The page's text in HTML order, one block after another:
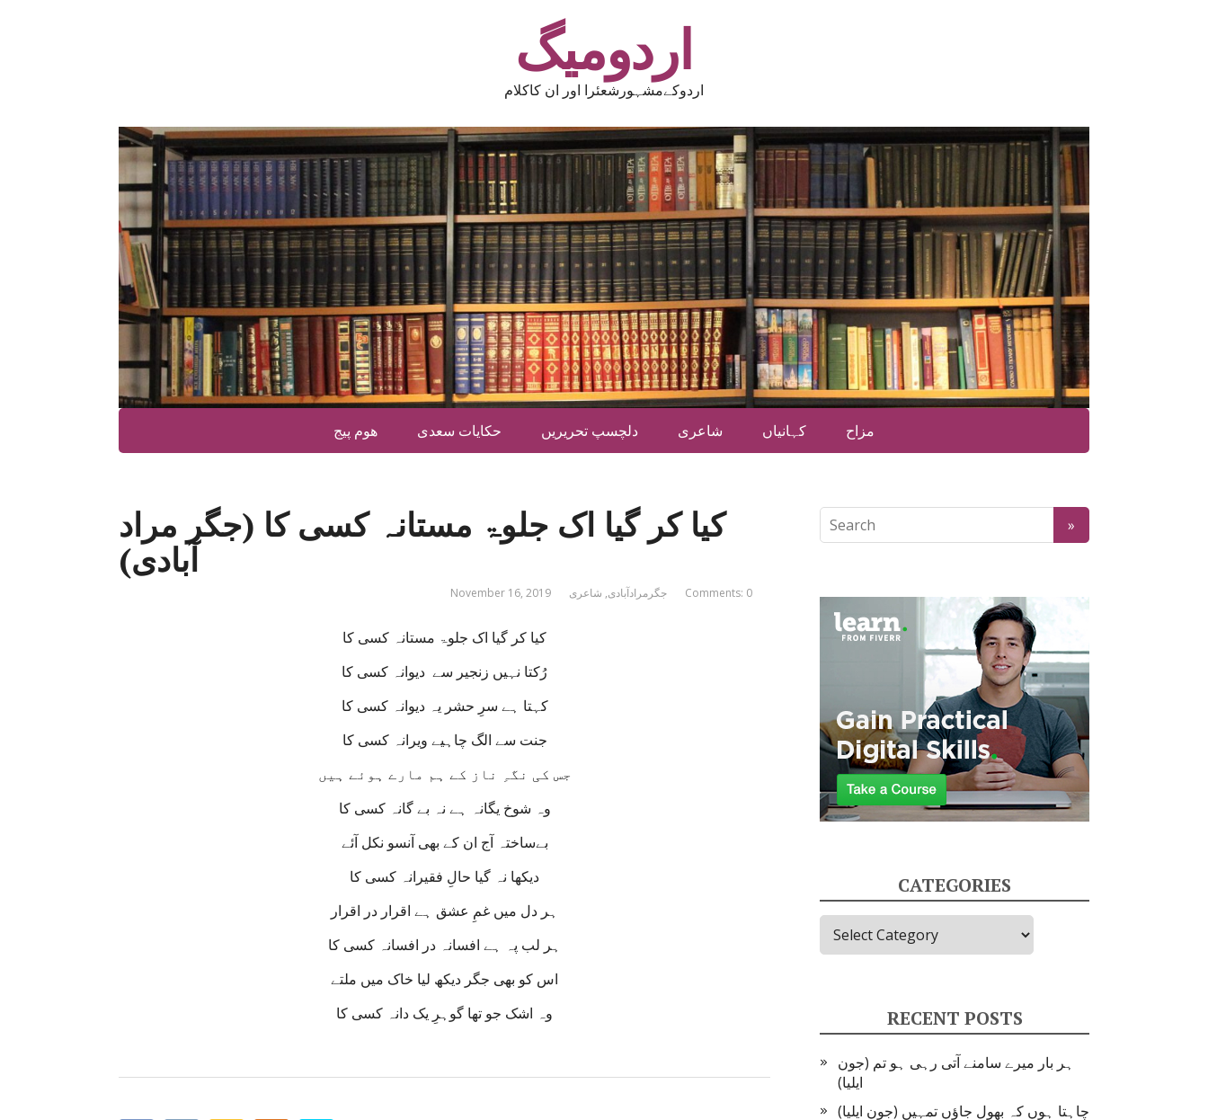
اردومیگ
اردوکےمشہورشعئرا اور ان کاکلام
ھوم پیج حکایات سعدی دلچسپ تحریریں شاعری کہانیاں مزاح
کیا کر گیا اک جلوۃ مستانہ کسی کا (جگر مراد
آبادی)
November 16, 2019 جگرمرادآبادی, شاعری Comments: 0
کیا کر گیا اک جلوۃ مستانہ کسی کا
رُکتا نہیں زنجیر سے دیوانہ کسی کا
کہتا ہے سرِ حشر یہ دیوانہ کسی کا
جنت سے الگ چاہیے ویرانہ کسی کا
جس کی نگہِ ناز کے ہم مارے ہوئے ہیں
وہ شوخ یگانہ ہے نہ بے گانہ کسی کا
بےساختہ آج ان کے بھی آنسو نکل آئے
دیکھا نہ گیا حالِ فقیرانہ کسی کا
ہر دل میں غمِ عشق ہے اقرار در اقرار
ہر لب پہ ہے افسانہ در افسانہ کسی کا
اس کو بھی جگر دیکھ لیا خاک میں ملتے
وہ اشک جو تھا گوہرِ یک دانہ کسی کا
CATEGORIES
Categories
RECENT POSTS
ہر بار میرے سامنے آتی رہی ہو تم (جون
ایلیا)
چاہتا ہوں کہ بھول جاؤں تمہیں (جون ایلیا)